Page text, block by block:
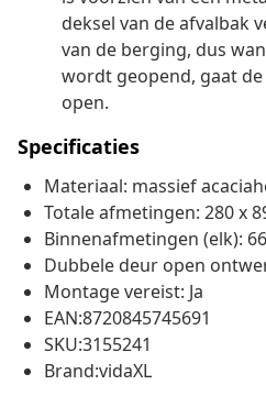
deksel van de afvalbak
van de berging, dus
wordt geopend, gaat
open.
Specificaties
Materiaal: massief
Totale afmetingen: 280 x
Binnenafmetingen (elk):
Dubbele deur open
Montage vereist: Ja
EAN:8720845745691
SKU:3155241
Brand:vidaXL